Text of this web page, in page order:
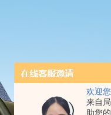
欢迎您
来自
助您